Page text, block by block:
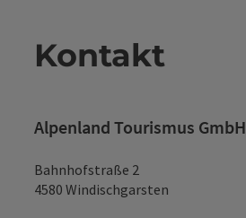
Kontakt
Alpenland Tourismus GmbH
Bahnhofstraße 2
4580 Windischgarsten